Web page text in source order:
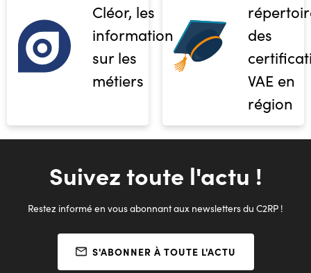
Cléor, les
informations
sur les
métiers
des
VAE en
région
Suivez toute l'actu !
Restez informé en vous abonnant aux newsletters du C2RP !
S'ABONNER À TOUTE L'ACTU